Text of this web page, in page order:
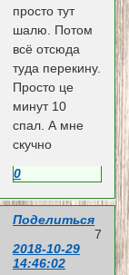
просто тут
шалю. Потом
всё отсюда
туда перекину.
Просто це
минут 10
спал. А мне
скучно
0
Поделиться
7
2018-10-29
14:46:02